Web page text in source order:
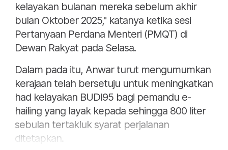
kelayakan bulanan mereka sebelum akhir
bulan Oktober 2025," katanya ketika sesi
Pertanyaan Perdana Menteri (PMQT) di
Dewan Rakyat pada Selasa.
Dalam pada itu, Anwar turut mengumumkan
kerajaan telah bersetuju untuk meningkatkan
had kelayakan BUDI95 bagi pemandu e-
hailing yang layak kepada sehingga 800 liter
sebulan tertakluk syarat perjalanan
ditetapkan.